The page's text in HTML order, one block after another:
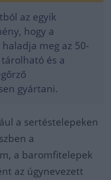
az egyik
hogy a
meg az 50-
és a
gyártani.
a sertéstelepeken
a
a baromfitelepek
az úgynevezett